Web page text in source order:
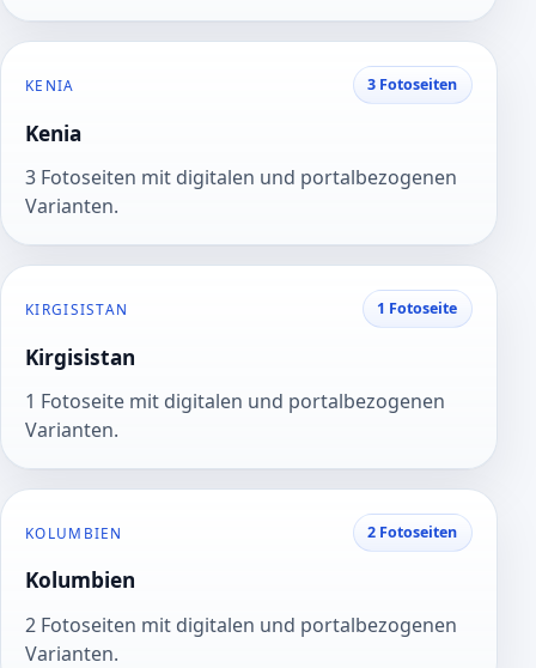
KENIA 3 Fotoseiten
Kenia
3 Fotoseiten mit digitalen und portalbezogenen
Varianten.
KIRGISISTAN 1 Fotoseite
Kirgisistan
1 Fotoseite mit digitalen und portalbezogenen
Varianten.
KOLUMBIEN 2 Fotoseiten
Kolumbien
2 Fotoseiten mit digitalen und portalbezogenen
Varianten.